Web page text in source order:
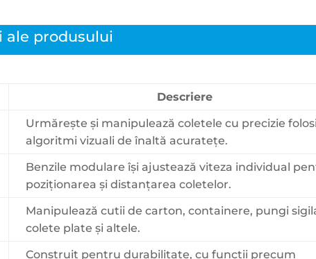
ale produsului
Descriere
Urmărește și manipulează coletele cu precizie
algoritmi vizuali de înaltă acuratețe.
Benzile modulare își ajustează viteza individual
poziționarea și distanțarea coletelor.
Manipulează cutii de carton, containere, pungi
colete plate și altele.
Construit pentru durabilitate, cu funcții precum